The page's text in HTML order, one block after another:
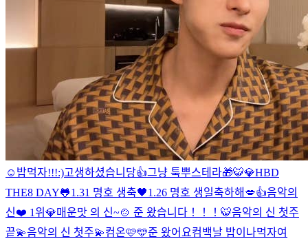
☺️ 밥먹자!!!:)고생하셨습니당👍그냥 툭뿌스테라🎁🐯💎HBD
THE8 DAY🐸1.31 명호 생축🖤1.26 명호 생일축하해💋👍음악의
신❤️ 1위💎매운맛 의 신~🍲 준 왔습니다！！！ 🐯음악의 신 첫주
끝💫음악의 신 첫주💫컴온🩷🩵준 왔어요컴백날 밥이나먹자여